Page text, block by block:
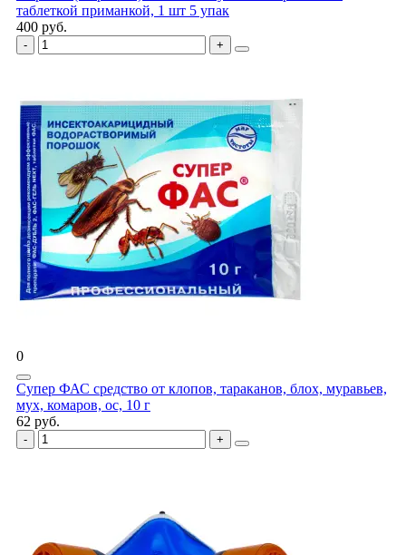
таблеткой приманкой, 1 шт 5 упак
400 руб.
0
Супер ФАС средство от клопов, тараканов, блох, муравьев,
мух, комаров, ос, 10 г
62 руб.